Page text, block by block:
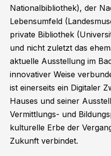
Nationalbibliothek), der
Lebensumfeld
private Bibliothek
und nicht zuletzt das
aktuelle Ausstellung im
innovativer Weise
ist einerseits ein Digitaler
Hauses und seiner
Vermittlungs- und
kulturelle Erbe der
Zukunft verbindet.